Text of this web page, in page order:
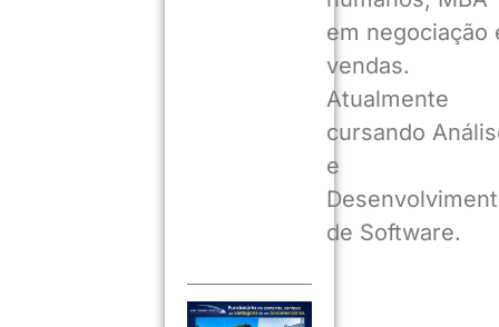
em negociação
vendas.
Atualmente
cursando
e
de Software.